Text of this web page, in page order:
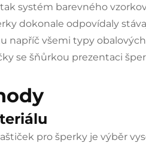
systém barevného
dokonale odpovídaly
napříč všemi typy
se šňůrkou prezentaci
pro šperky je výběr